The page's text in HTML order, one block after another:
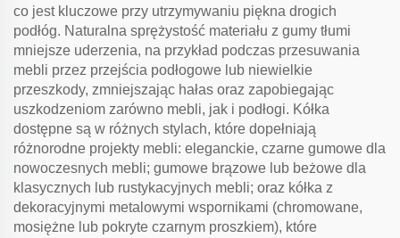
co jest kluczowe przy utrzymywaniu piękna drogich
podłóg. Naturalna sprężystość materiału z gumy tłumi
mniejsze uderzenia, na przykład podczas przesuwania
mebli przez przejścia podłogowe lub niewielkie
przeszkody, zmniejszając hałas oraz zapobiegając
uszkodzeniom zarówno mebli, jak i podłogi. Kółka
dostępne są w różnych stylach, które dopełniają
różnorodne projekty mebli: eleganckie, czarne gumowe dla
nowoczesnych mebli; gumowe brązowe lub beżowe dla
klasycznych lub rustykacyjnych mebli; oraz kółka z
dekoracyjnymi metalowymi wspornikami (chromowane,
mosiężne lub pokryte czarnym proszkiem), które